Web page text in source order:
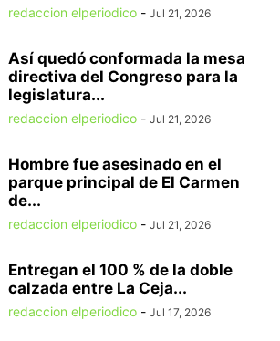
redaccion elperiodico - Jul 21, 2026
Así quedó conformada la mesa
directiva del Congreso para la
legislatura...
redaccion elperiodico - Jul 21, 2026
Hombre fue asesinado en el
parque principal de El Carmen
de...
redaccion elperiodico - Jul 21, 2026
Entregan el 100 % de la doble
calzada entre La Ceja...
redaccion elperiodico - Jul 17, 2026